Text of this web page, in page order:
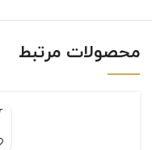
محصولات مرتبط